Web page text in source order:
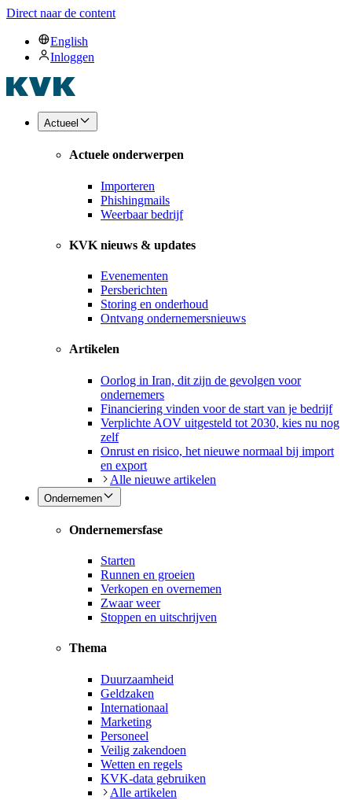
Direct naar de content
English
Inloggen
Actueel
Actuele onderwerpen
Importeren
Phishingmails
Weerbaar bedrijf
KVK nieuws & updates
Evenementen
Persberichten
Storing en onderhoud
Ontvang ondernemersnieuws
Artikelen
Oorlog in Iran, dit zijn de gevolgen voor
ondernemers
Financiering vinden voor de start van je bedrijf
Verplichte AOV uitgesteld tot 2030, kies nu nog
zelf
Onrust en risico, het nieuwe normaal bij import
en export
Alle nieuwe artikelen
Ondernemen
Ondernemersfase
Starten
Runnen en groeien
Verkopen en overnemen
Zwaar weer
Stoppen en uitschrijven
Thema
Duurzaamheid
Geldzaken
Internationaal
Marketing
Personeel
Veilig zakendoen
Wetten en regels
KVK-data gebruiken
Alle artikelen